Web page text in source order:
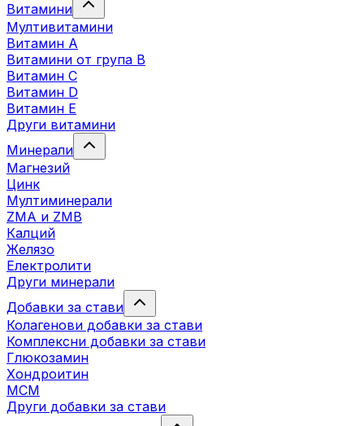
Витамини
Мултивитамини
Витамин А
Витамини от група B
Витамин C
Витамин D
Витамин E
Други витамини
Минерали
Магнезий
Цинк
Мултиминерали
ZMA и ZMB
Калций
Желязо
Електролити
Други минерали
Добавки за стави
Колагенови добавки за стави
Комплексни добавки за стави
Глюкозамин
Хондроитин
МСМ
Други добавки за стави